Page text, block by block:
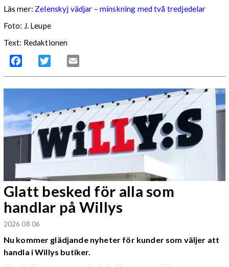
Läs mer: Zelenskyj vädjar – minskning med två tredjedelar
Foto: J. Leupe
Text: Redaktionen
Facebook Twitter
Glatt besked för alla som
handlar på Willys
2026 08 06
Nu kommer glädjande nyheter för kunder som väljer att
handla i Willys butiker.